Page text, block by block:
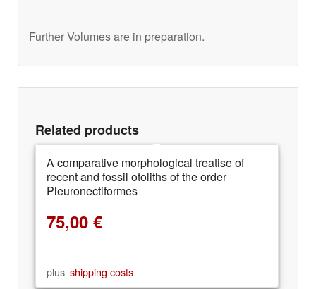
Further Volumes are in preparation.
Related products
A comparative morphological treatise of
recent and fossil otoliths of the order
Pleuronectiformes
75,00 €
plus shipping costs